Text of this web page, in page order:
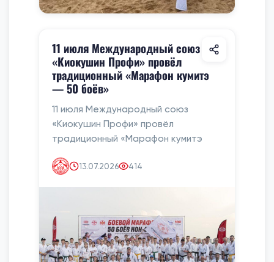
11 июля Международный союз
«Киокушин Профи» провёл
традиционный «Марафон кумитэ
— 50 боёв»
11 июля Международный союз
«Киокушин Профи» провёл
традиционный «Марафон кумитэ
13.07.2026 414